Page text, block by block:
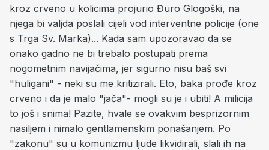
kroz crveno u kolicima projurio Đuro Glogoški, na
njega bi valjda poslali cijeli vod interventne policije (one
s Trga Sv. Marka)... Kada sam upozoravao da se
onako gadno ne bi trebalo postupati prema
nogometnim navijačima, jer sigurno nisu baš svi
"huligani" - neki su me kritizirali. Eto, baka prođe kroz
crveno i da je malo "jača"- mogli su je i ubiti! A milicija
to još i snima! Pazite, hvale se ovakvim besprizornim
nasiljem i nimalo gentlamenskim ponašanjem. Po
"zakonu" su u komunizmu ljude likvidirali, slali ih na